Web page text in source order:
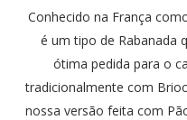
Conhecido na França
é um tipo de Rabanada
ótima pedida para o
tradicionalmente com
nossa versão feita com